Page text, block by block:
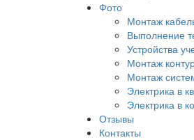
Фото
Монтаж
Выполнение
Устройства
Монтаж
Монтаж
Электрика в
Электрика в
Отзывы
Контакты